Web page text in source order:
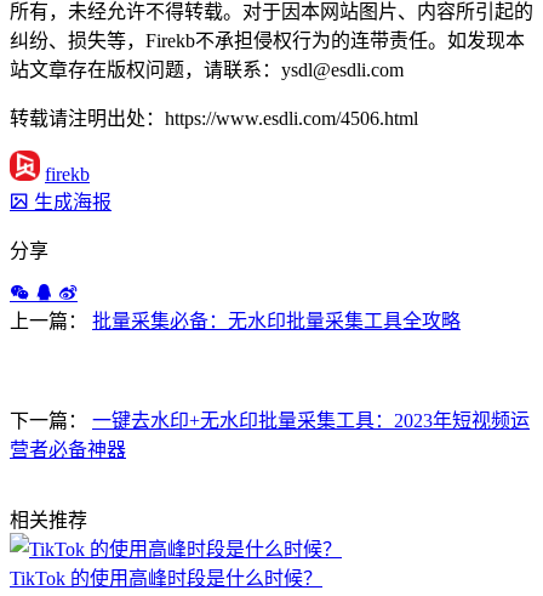
所有，未经允许不得转载。对于因本网站图片、内容所引起的
纠纷、损失等，Firekb不承担侵权行为的连带责任。如发现本
站文章存在版权问题，请联系：ysdl@esdli.com
转载请注明出处：https://www.esdli.com/4506.html
firekb
生成海报
分享
上一篇： 批量采集必备：无水印批量采集工具全攻略
下一篇：
一键去水印+无水印批量采集工具：2023年短视频运
营者必备神器
相关推荐
TikTok 的使用高峰时段是什么时候？